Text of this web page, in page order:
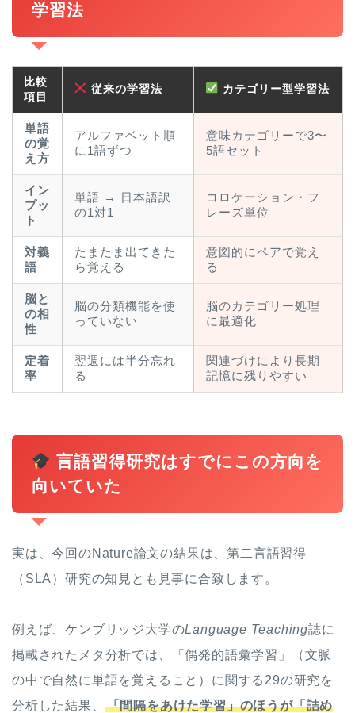
学習法
比較
項目
従来の学習法 カテゴリー型学習法
単語
の覚
え方
アルファベット順
に1語ずつ
意味カテゴリーで3〜
5語セット
イン
プッ
ト
単語 → 日本語訳
の1対1
コロケーション・フ
レーズ単位
対義
語
たまたま出てきた
ら覚える
意図的にペアで覚え
る
脳と
の相
性
脳の分類機能を使
っていない
脳のカテゴリー処理
に最適化
定着
率
翌週には半分忘れ
る
関連づけにより長期
記憶に残りやすい
言語習得研究はすでにこの方向を
向いていた
実は、今回のNature論文の結果は、第二言語習得
（SLA）研究の知見とも見事に合致します。
例えば、ケンブリッジ大学のLanguage Teaching誌に
掲載されたメタ分析では、「偶発的語彙学習」（文脈
の中で自然に単語を覚えること）に関する29の研究を
分析した結果、
「間隔をあけた学習」のほうが「詰め